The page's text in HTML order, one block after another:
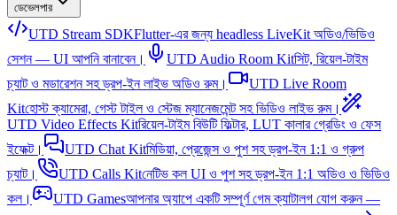
ডেভেলপার
UTD Stream SDKFlutter-এর জন্য headless LiveKit অডিও/ভিডিও
সেশন — UI আপনি বানাবেন।
UTD Audio Room Kitসিট, রিয়েল-টাইম
চ্যাট ও মডারেশন সহ ড্রপ-ইন লাইভ অডিও রুম।
UTD Live Room
Kitহোস্ট ক্যামেরা, গেস্ট টাইল ও স্টেজ ম্যানেজমেন্ট সহ ভিডিও লাইভ রুম।
UTD Video Effects Kitরিয়েল-টাইম বিউটি ফিল্টার, LUT কালার গ্রেডিং ও ফেস
ইফেক্ট।
UTD Chat Kitমিডিয়া, প্রেজেন্স ও পুশ সহ ড্রপ-ইন 1:1 ও গ্রুপ
চ্যাট।
UTD Calls Kitনেটিভ কল UI ও পুশ সহ ড্রপ-ইন 1:1 অডিও ও ভিডিও
কল।
UTD Gamesআপনার অ্যাপে একটি সম্পূর্ণ গেম ক্যাটালগ যোগ করুন —